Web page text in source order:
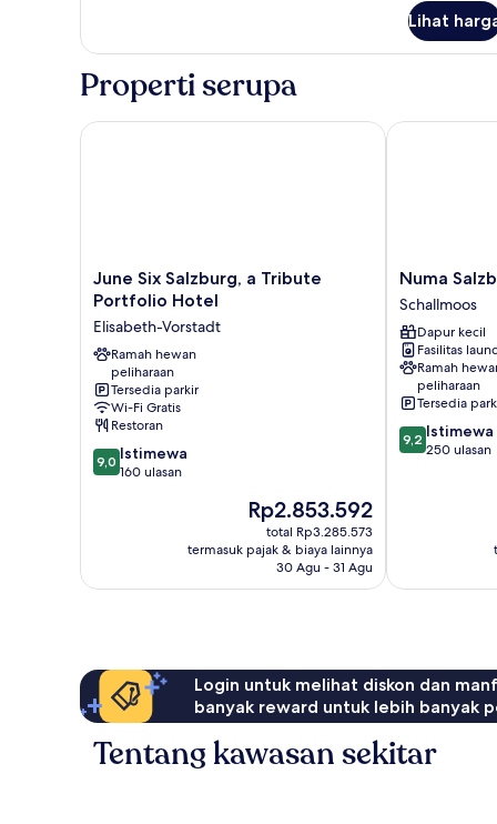
bed
Standard
with
size
Lihat
Properti serupa
June
Six
a
Tribute
Portfolio
Hotel
Elisabeth-
Vorstadt
June Six Salzburg, a Tribute
Portfolio Hotel
Elisabeth-Vorstadt
Ramah hewan
peliharaan
Tersedia parkir
Wi-Fi Gratis
Restoran
9.0
dari
9,0 Istimewa
160 ulasan
Harga
sekarang
Rp2.853.592
Rp2.853.592
total Rp3.285.573
termasuk pajak & biaya lainnya
30 Agu - 31 Agu
June Six Salzburg, a Tribute Portfolio Hotel
Numa
Salzburg
Vogelweider
Schallmoos
Numa
Schallmoos
Dapur kecil
Fasilitas
Ramah
peliharaan
Tersedia
9.2
dari
9,2 Istimewa
250 ulasan
Numa
Login untuk melihat diskon dan
banyak reward untuk lebih banyak
Tentang kawasan sekitar